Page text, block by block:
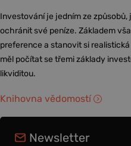
Investování je jedním ze
ochránit své peníze. Základem
preference a stanovit si
měl počítat se třemi základy
likviditou.
Knihovna vědomostí
Newsletter